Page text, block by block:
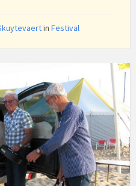
in Festival